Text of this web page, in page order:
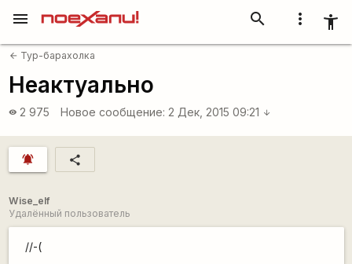
more_vert accessibility_new
search
menu
arrow_back Тур-барахолка
Неактуально
visibility 2 975 Новое сообщение: 2 Дек, 2015 09:21 arrow_downward
notifications_active share
Wise_elf
Удалённый пользователь
//-(